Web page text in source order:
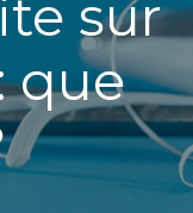
sur
que